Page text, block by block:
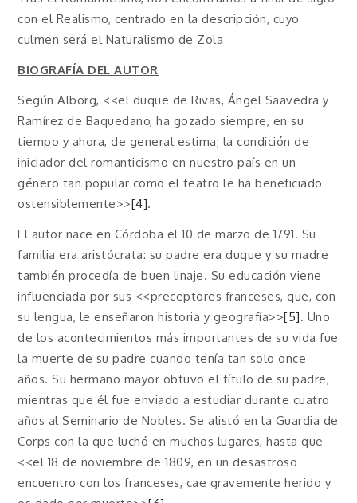
con el Realismo, centrado en la descripción, cuyo
culmen será el Naturalismo de Zola
BIOGRAFÍA DEL AUTOR
Según Alborg, <<el duque de Rivas, Ángel Saavedra y
Ramírez de Baquedano, ha gozado siempre, en su
tiempo y ahora, de general estima; la condición de
iniciador del romanticismo en nuestro país en un
género tan popular como el teatro le ha beneficiado
ostensiblemente>>[4].
El autor nace en Córdoba el 10 de marzo de 1791. Su
familia era aristócrata: su padre era duque y su madre
también procedía de buen linaje. Su educación viene
influenciada por sus <<preceptores franceses, que, con
su lengua, le enseñaron historia y geografía>>[5]. Uno
de los acontecimientos más importantes de su vida fue
la muerte de su padre cuando tenía tan solo once
años. Su hermano mayor obtuvo el título de su padre,
mientras que él fue enviado a estudiar durante cuatro
años al Seminario de Nobles. Se alistó en la Guardia de
Corps con la que luchó en muchos lugares, hasta que
<<el 18 de noviembre de 1809, en un desastroso
encuentro con los franceses, cae gravemente herido y